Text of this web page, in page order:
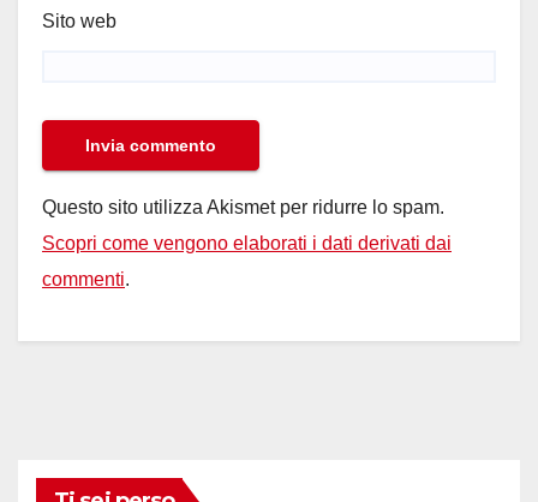
Sito web
Questo sito utilizza Akismet per ridurre lo spam.
Scopri come vengono elaborati i dati derivati dai
commenti.